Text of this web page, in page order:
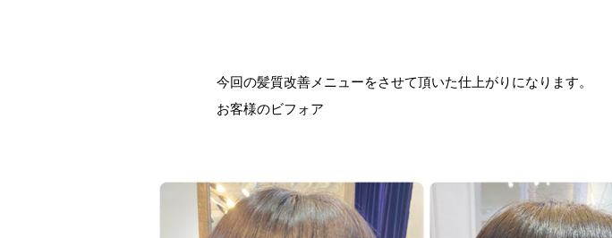
今回の髪質改善メニューをさせて頂いた仕上がりになります。
お客様のビフォア